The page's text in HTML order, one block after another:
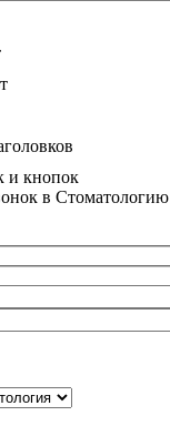
и кнопок
в Стоматологию